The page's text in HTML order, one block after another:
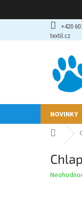
obsah
+420
textil.cz
NOVINKY
Domů
Průměrné